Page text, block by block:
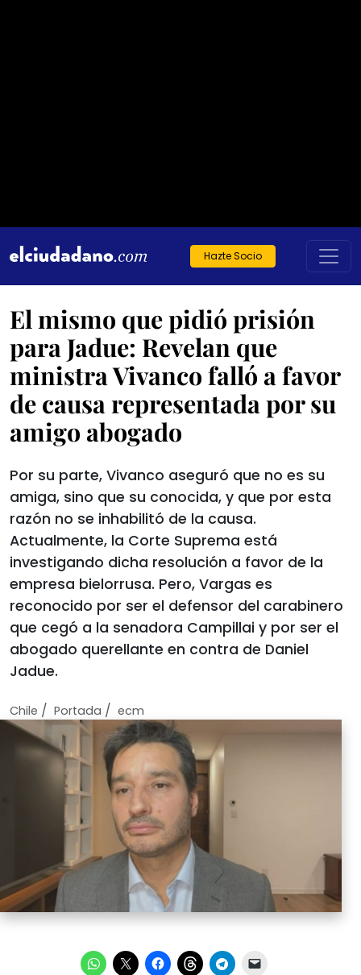
Hazte Socio
El mismo que pidió prisión
para Jadue: Revelan que
ministra Vivanco falló a favor
de causa representada por su
amigo abogado
Por su parte, Vivanco aseguró que no es su
amiga, sino que su conocida, y que por esta
razón no se inhabilitó de la causa.
Actualmente, la Corte Suprema está
investigando dicha resolución a favor de la
empresa bielorrusa. Pero, Vargas es
reconocido por ser el defensor del carabinero
que cegó a la senadora Campillai y por ser el
abogado querellante en contra de Daniel
Jadue.
Chile / Portada / ecm